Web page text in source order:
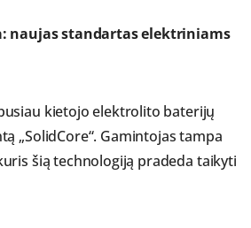
naujas standartas elektriniams
kietojo elektrolito baterijų
„SolidCore“. Gamintojas tampa
šią technologiją pradeda taikyti